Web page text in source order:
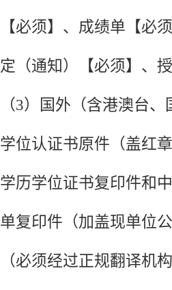
【必须】、成绩单【必
定（通知）【必须】、
（3）国外（含港澳台
学位认证书原件（盖红
学历学位证书复印件和
单复印件（加盖现单位
（必须经过正规翻译机